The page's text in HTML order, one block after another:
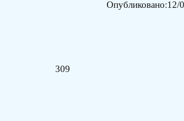
Опубликовано:12/
309